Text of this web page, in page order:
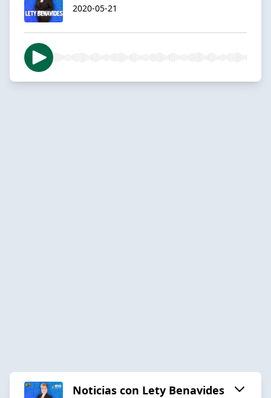
2020-05-21
Noticias con Lety Benavides